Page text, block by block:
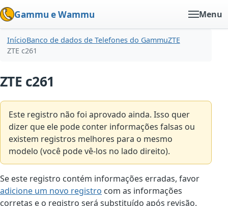
Gammu e Wammu Menu
InícioBanco de dados de Telefones do GammuZTE
ZTE c261
ZTE c261
Este registro não foi aprovado ainda. Isso quer
dizer que ele pode conter informações falsas ou
existem registros melhores para o mesmo
modelo (você pode vê-los no lado direito).
Se este registro contém informações erradas, favor
adicione um novo registro com as informações
corretas e o registro será substituído após revisão.